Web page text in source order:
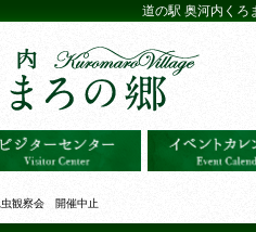
道の駅 奥河内く
虫観察会 開催中止